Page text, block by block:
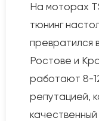
На моторах
тюнинг
превратился
Ростове и
работают 8-
репутацией,